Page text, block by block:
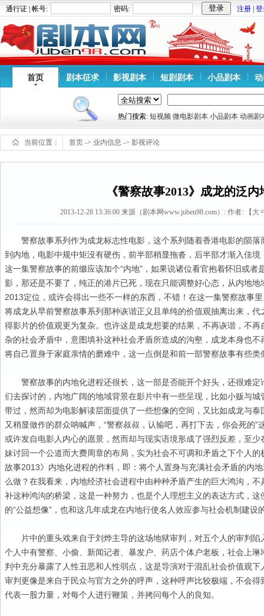
通行证 | 帐号: 密码: 注册
首页 剧本征求 影视剧本 短剧剧本 小品剧本
热门搜索: 短视频 微电影剧本 小品剧本 动画剧
当前位置： 首页 -> 业内信息 -> 影视评论
《警察故事2013》成龙的泛
2013-12-28 13:36:00 来源（剧本网www.juben98.com）: 作者: 【 大
警察故事系列作为成龙标志性电影，这个系列随着香港电影的陨
到内地，电影中规中矩没有硬伤，前半部稍显拖沓，后半部才渐入佳
这一集警察故事的前缀应该加个“内地”，如果说诸位看官抱着怀旧或者
影，那还是不要了，纯正的港片已死，现在只能调整好心态，从内地
2013定位，或许会得出一些不一样的东西，不错！在这一集警察故事
将成龙从早前警察故事系列那种诙谐正义且单纯的价值观抽离出来，
得影片的价值观更为复杂。也许这是成龙想要的结果，不再诙谐，不
杂的社会矛盾中，意图填补这种社会矛盾所造成的沟壑，成龙本身也
将自己置身于家庭亲情的磨难中，这一点倒是和前一部警察故事有些类
警察故事的内地化进程还很长，这一部是否能开个好头，还很难
们去探讨的，内地广阔的地域背景在影片中有一些呈现，比如小贩与
带过，然而却为电影解读层面提供了一些想像的空间，又比如成龙与
又稍显做作的群众呐喊声，“警察叔叔，认输吧，再打下去，你会死的
或许发自电影人内心的愿景，然而却与现实语境形成了强烈反差，至
妹讨回一个公道而大费周章的布局，实为社会不可调和矛盾之下个人
故事2013》内地化进程的作料，即：将个人置身与充满社会矛盾的内
么做？在我看来，内地经济社会进程中由种种矛盾产生的巨大鸿沟，
补这种鸿沟的桥梁，这是一种努力，也是个人理想主义的表达方式，
的“公益想像”，也和这几年成龙在内地行使名人效应参与社会机制建设
片中的重头戏来自于刘烨主导的这场地狱审判，对五个人的审判
个人中有警察、小偷、新闻记者、暴发户、药店个体户老板，社会上
判中充分暴露了人性丑恶和人性弱点，这是导演对于混乱社会价值观
审判更像是来自于民众与官方之外的呼声，这种呼声比较极端，不会
代表一股力量，对每个人进行鞭策，并拷问每个人的良知。